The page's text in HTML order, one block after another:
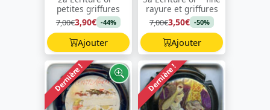
petites griffures
7,00€3,90€ -44%
Ajouter
rayure et griffures
7,00€3,50€ -50%
Ajouter
Dernière ! Dernière !